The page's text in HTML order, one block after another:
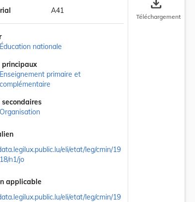
A41
Éducation nationale
principaux
Enseignement primaire et
complémentaire
secondaires
Organisation
eli/etat/leg/cmin/19
n1/jo
applicable
eli/etat/leg/cmin/19
Téléchargement